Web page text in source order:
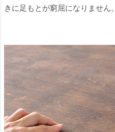
きに足もとが窮屈になりません。